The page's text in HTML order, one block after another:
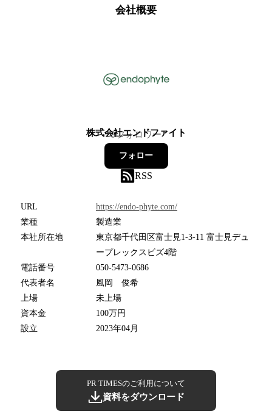
会社概要
株式会社エンドファイト
9フォロワー
フォロー
RSS
URL
https://endo-phyte.com/
業種
製造業
本社所在地
東京都千代田区富士見1-3-11 富士見デュ
ープレックスビズ4階
電話番号
050-5473-0686
代表者名
風岡 俊希
上場
未上場
資本金
100万円
設立
2023年04月
PR TIMESのご利用について
資料をダウンロード